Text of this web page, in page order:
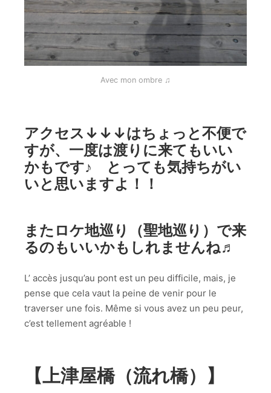
Avec mon ombre ♫
アクセス↓↓↓はちょっと不便で
すが、一度は渡りに来てもいい
かもです♪ とっても気持ちがい
いと思いますよ！！
またロケ地巡り（聖地巡り）で来
るのもいいかもしれませんね♬
L’ accès jusqu’au pont est un peu difficile, mais, je
pense que cela vaut la peine de venir pour le
traverser une fois. Même si vous avez un peu peur,
c’est tellement agréable !
【上津屋橋（流れ橋）】